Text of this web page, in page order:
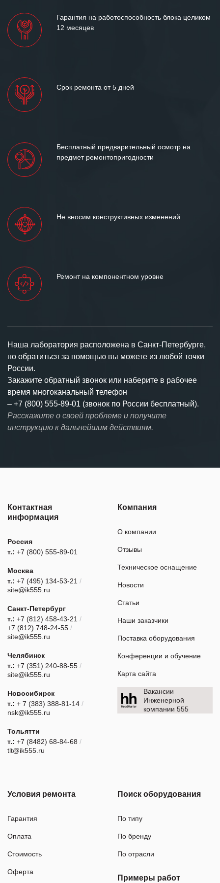
Гарантия на работоспособность блока целиком
12 месяцев
Срок ремонта от 5 дней
Бесплатный предварительный осмотр на
предмет ремонтопригодности
Не вносим конструктивных изменений
Ремонт на компонентном уровне
Наша лаборатория расположена в Санкт-Петербурге,
но обратиться за помощью вы можете из любой точки
России.
Закажите обратный звонок или наберите в рабочее
время многоканальный телефон
– +7 (800) 555-89-01 (звонок по России бесплатный).
Расскажите о своей проблеме и получите
инструкцию к дальнейшим действиям.
Контактная
информация
Россия
т.: +7 (800) 555-89-01
Москва
т.: +7 (495) 134-53-21 /
site@ik555.ru
Санкт-Петербург
т.: +7 (812) 458-43-21 /
+7 (812) 748-24-55 /
site@ik555.ru
Челябинск
т.: +7 (351) 240-88-55 /
site@ik555.ru
Новосибирск
т.: + 7 (383) 388-81-14 /
nsk@ik555.ru
Тольятти
т.: +7 (8482) 68-84-68 /
tlt@ik555.ru
Компания
О компании
Отзывы
Техническое оснащение
Новости
Статьи
Наши заказчики
Поставка оборудования
Конференции и обучение
Карта сайта
Вакансии
Инженерной
компании 555
Условия ремонта
Гарантия
Оплата
Стоимость
Оферта
Поиск оборудования
По типу
По бренду
По отрасли
Примеры работ